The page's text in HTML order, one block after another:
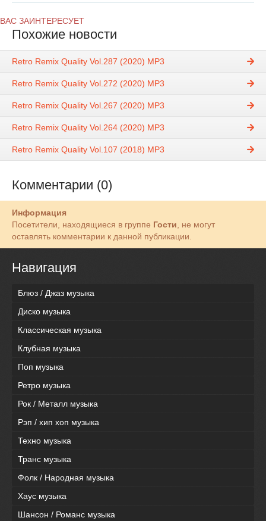
ВАС ЗАИНТЕРЕСУЕТ
Похожие новости
Retro Remix Quality Vol.287 (2020) MP3
Retro Remix Quality Vol.272 (2020) MP3
Retro Remix Quality Vol.267 (2020) MP3
Retro Remix Quality Vol.264 (2020) MP3
Retro Remix Quality Vol.107 (2018) MP3
Комментарии (0)
Информация
Посетители, находящиеся в группе Гости, не могут
оставлять комментарии к данной публикации.
Навигация
Блюз / Джаз музыка
Диско музыка
Классическая музыка
Клубная музыка
Поп музыка
Ретро музыка
Рок / Металл музыка
Рэп / хип хоп музыка
Техно музыка
Транс музыка
Фолк / Народная музыка
Хаус музыка
Шансон / Романс музыка